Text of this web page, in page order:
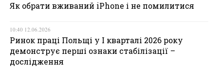
Як обрати вживаний iPhone і не помилитися
10:40 12.06.2026
Ринок праці Польщі у І кварталі 2026 року
демонструє перші ознаки стабілізації –
дослідження